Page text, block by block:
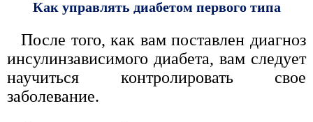
Как управлять диабетом первого типа
После того, как вам поставлен диагноз
инсулинзависимого диабета, вам следует
научиться контролировать свое
заболевание.